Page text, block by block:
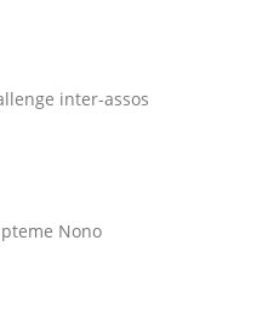
inter-assos
Nono